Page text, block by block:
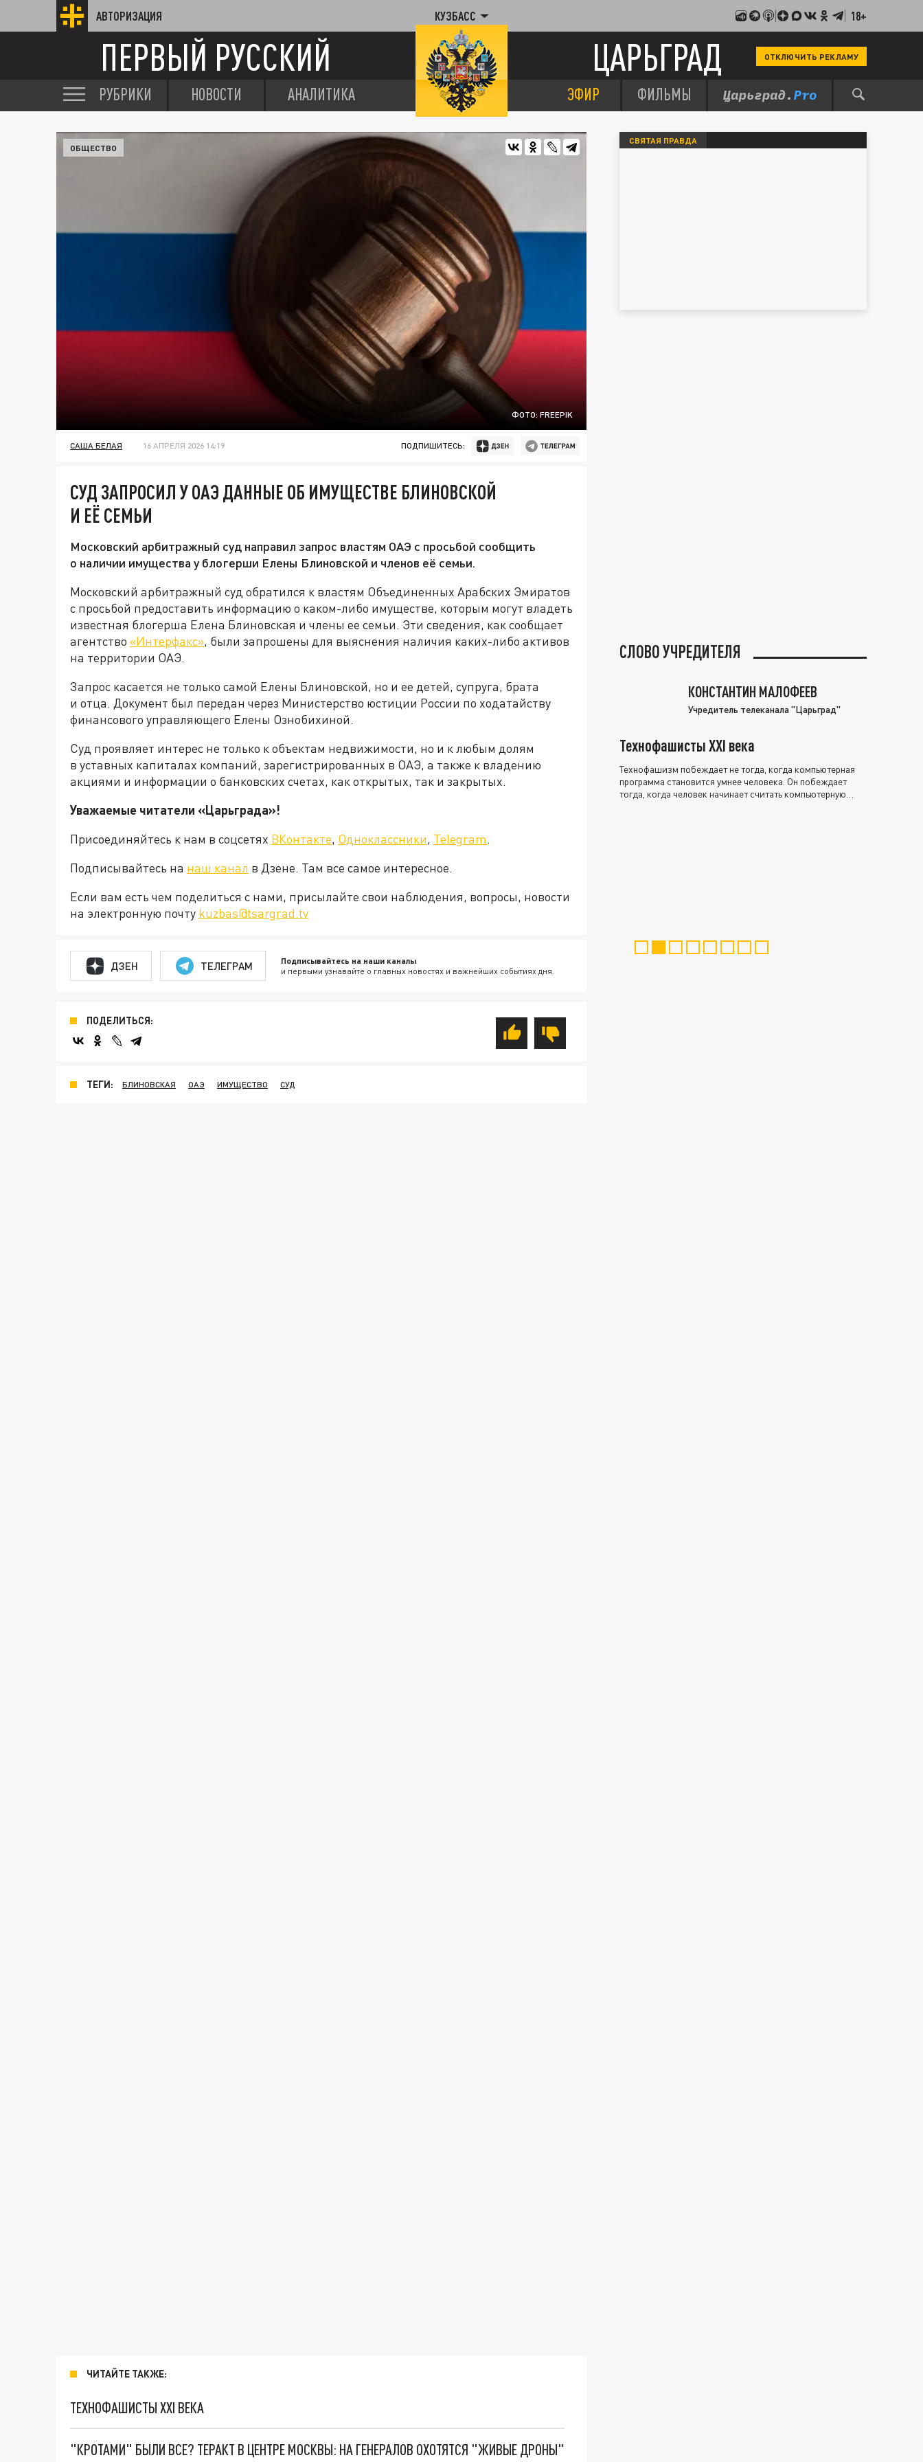
АВТОРИЗАЦИЯ КУЗБАСС 18+
ПЕРВЫЙ РУССКИЙ ЦАРЬГРАД ОТКЛЮЧИТЬ РЕКЛАМУ
РУБРИКИ НОВОСТИ АНАЛИТИКА ЭФИР ФИЛЬМЫ
ФОТО: FREEPIK
ОБЩЕСТВО
САША БЕЛАЯ 16 АПРЕЛЯ 2026 14:19 ПОДПИШИТЕСЬ:
СУД ЗАПРОСИЛ У ОАЭ ДАННЫЕ ОБ ИМУЩЕСТВЕ БЛИНОВСКОЙ
И ЕЁ СЕМЬИ
Московский арбитражный суд направил запрос властям ОАЭ с просьбой сообщить
о наличии имущества у блогерши Елены Блиновской и членов её семьи.
Московский арбитражный суд обратился к властям Объединенных Арабских Эмиратов
с просьбой предоставить информацию о каком-либо имуществе, которым могут владеть
известная блогерша Елена Блиновская и члены ее семьи. Эти сведения, как сообщает
агентство «Интерфакс», были запрошены для выяснения наличия каких-либо активов
на территории ОАЭ.
Запрос касается не только самой Елены Блиновской, но и ее детей, супруга, брата
и отца. Документ был передан через Министерство юстиции России по ходатайству
финансового управляющего Елены Ознобихиной.
Суд проявляет интерес не только к объектам недвижимости, но и к любым долям
в уставных капиталах компаний, зарегистрированных в ОАЭ, а также к владению
акциями и информации о банковских счетах, как открытых, так и закрытых.
Уважаемые читатели «Царьграда»!
Присоединяйтесь к нам в соцсетях ВКонтакте, Одноклассники, Telegram.
Подписывайтесь на наш канал в Дзене. Там все самое интересное.
Если вам есть чем поделиться с нами, присылайте свои наблюдения, вопросы, новости
на электронную почту kuzbas@tsargrad.tv
ДЗЕН ТЕЛЕГРАМ Подписывайтесь на наши каналы
и первыми узнавайте о главных новостях и важнейших событиях дня.
ПОДЕЛИТЬСЯ:
ТЕГИ: БЛИНОВСКАЯ ОАЭ ИМУЩЕСТВО СУД
ЧИТАЙТЕ ТАКЖЕ:
ТЕХНОФАШИСТЫ XXI ВЕКА
"КРОТАМИ" БЫЛИ ВСЕ? ТЕРАКТ В ЦЕНТРЕ МОСКВЫ: НА ГЕНЕРАЛОВ ОХОТЯТСЯ "ЖИВЫЕ ДРОНЫ"
СВЯТАЯ ПРАВДА
СЛОВО УЧРЕДИТЕЛЯ
КОНСТАНТИН МАЛОФЕЕВ
Учредитель телеканала "Царьград"
Технофашисты XXI века
Технофашизм побеждает не тогда, когда компьютерная
программа становится умнее человека. Он побеждает
тогда, когда человек начинает считать компьютерную